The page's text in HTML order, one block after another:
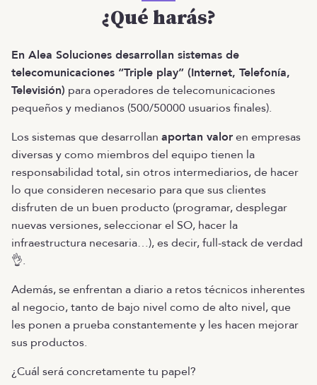
¿Qué harás?
En Alea Soluciones desarrollan sistemas de
telecomunicaciones “Triple play” (Internet, Telefonía,
Televisión) para operadores de telecomunicaciones
pequeños y medianos (500/50000 usuarios finales).
Los sistemas que desarrollan aportan valoren empresas
diversas y como miembros del equipo tienen la
responsabilidad total, sin otros intermediarios, de hacer
lo que consideren necesario para que sus clientes
disfruten de un buen producto (programar, desplegar
nuevas versiones, seleccionar el SO, hacer la
infraestructura necesaria…), es decir, full-stack de verdad
👌.
Además, se enfrentan a diario a retos técnicos inherentes
al negocio, tanto de bajo nivel como de alto nivel, que
les ponen a prueba constantemente y les hacen mejorar
sus productos.
¿Cuál será concretamente tu papel?